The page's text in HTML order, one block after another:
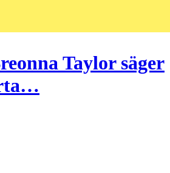
Taylor säger